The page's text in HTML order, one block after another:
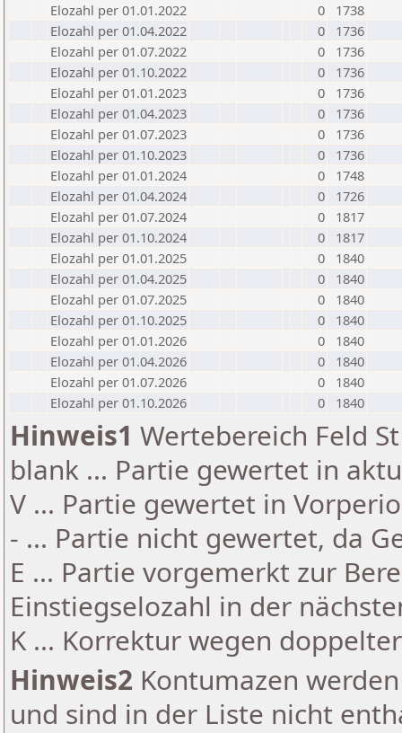
Elozahl per 01.01.2022
0
1738
Elozahl per 01.04.2022
0
1736
Elozahl per 01.07.2022
0
1736
Elozahl per 01.10.2022
0
1736
Elozahl per 01.01.2023
0
1736
Elozahl per 01.04.2023
0
1736
Elozahl per 01.07.2023
0
1736
Elozahl per 01.10.2023
0
1736
Elozahl per 01.01.2024
0
1748
Elozahl per 01.04.2024
0
1726
Elozahl per 01.07.2024
0
1817
Elozahl per 01.10.2024
0
1817
Elozahl per 01.01.2025
0
1840
Elozahl per 01.04.2025
0
1840
Elozahl per 01.07.2025
0
1840
Elozahl per 01.10.2025
0
1840
Elozahl per 01.01.2026
0
1840
Elozahl per 01.04.2026
0
1840
Elozahl per 01.07.2026
0
1840
Elozahl per 01.10.2026
0 1840
Hinweis1 Wertebereich Feld
blank ... Partie gewertet in
V ... Partie gewertet in
- ... Partie nicht gewertet, da
E ... Partie vorgemerkt zur
Einstiegselozahl in der
K ... Korrektur wegen
Hinweis2 Kontumazen
und sind in der Liste nicht